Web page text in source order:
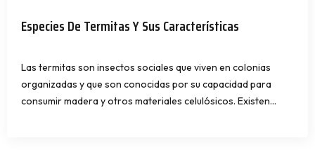
Especies De Termitas Y Sus Características
Las termitas son insectos sociales que viven en colonias
organizadas y que son conocidas por su capacidad para
consumir madera y otros materiales celulósicos. Existen…